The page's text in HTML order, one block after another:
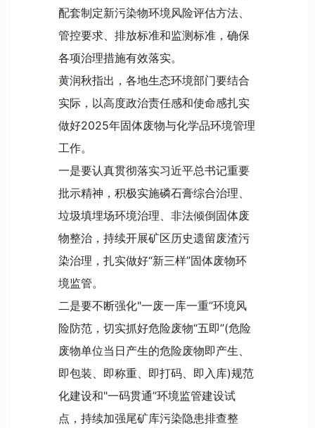
配套制定新污染物环境风险评估方法、
管控要求、排放标准和监测标准，确保
各项治理措施有效落实。
黄润秋指出，各地生态环境部门要结合
实际，以高度政治责任感和使命感扎实
做好2025年固体废物与化学品环境管理
工作。
一是要认真贯彻落实习近平总书记重要
批示精神，积极实施磷石膏综合治理、
垃圾填埋场环境治理、非法倾倒固体废
物整治，持续开展矿区历史遗留废渣污
染治理，扎实做好“新三样”固体废物环
境监管。
二是要不断强化"一废一库一重”环境风
险防范，切实抓好危险废物“五即”(危险
废物单位当日产生的危险废物即产生、
即包装、即称重、即打码、即入库)规范
化建设和"一码贯通”环境监管建设试
点，持续加强尾矿库污染隐患排查整